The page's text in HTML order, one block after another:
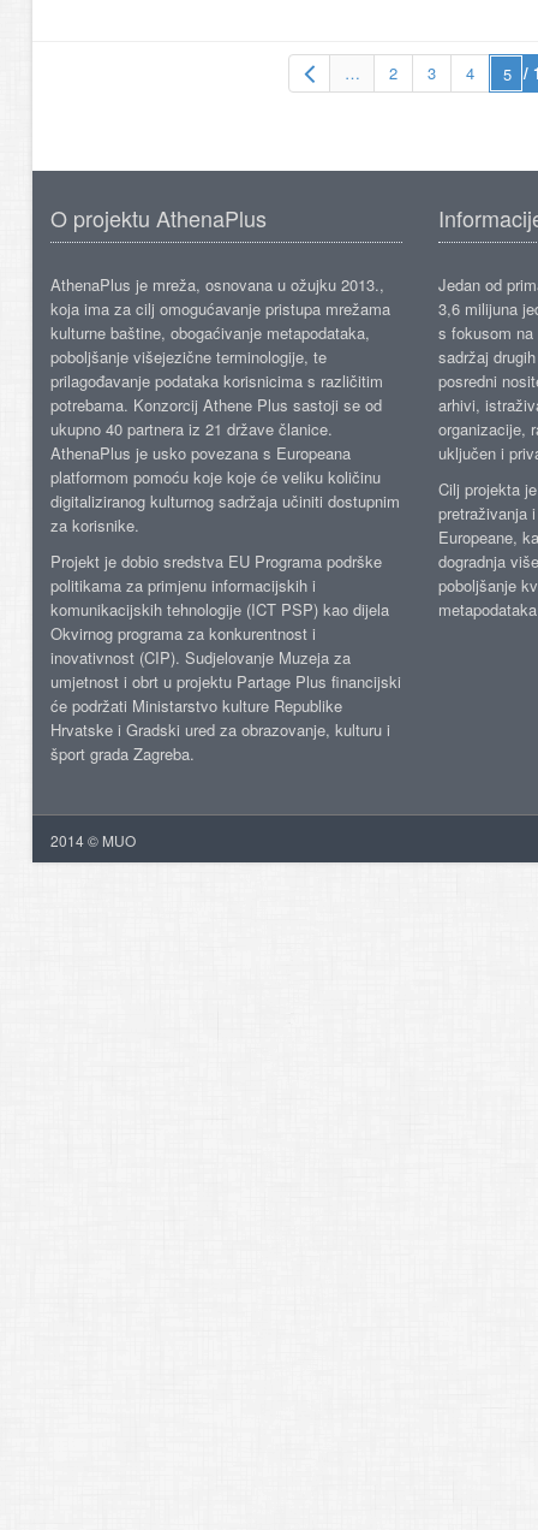
… 2 3 4 /
O projektu AthenaPlus
AthenaPlus je mreža, osnovana u ožujku 2013.,
koja ima za cilj omogućavanje pristupa mrežama
kulturne baštine, obogaćivanje metapodataka,
poboljšanje višejezične terminologije, te
prilagođavanje podataka korisnicima s različitim
potrebama. Konzorcij Athene Plus sastoji se od
ukupno 40 partnera iz 21 države članice.
AthenaPlus je usko povezana s Europeana
platformom pomoću koje koje će veliku količinu
digitaliziranog kulturnog sadržaja učiniti dostupnim
za korisnike.
Projekt je dobio sredstva EU Programa podrške
politikama za primjenu informacijskih i
komunikacijskih tehnologije (ICT PSP) kao dijela
Okvirnog programa za konkurentnost i
inovativnost (CIP). Sudjelovanje Muzeja za
umjetnost i obrt u projektu Partage Plus financijski
će podržati Ministarstvo kulture Republike
Hrvatske i Gradski ured za obrazovanje, kulturu i
šport grada Zagreba.
Jedan od
3,6 milijuna
s fokusom
sadržaj
posredni
arhivi,
organizacije,
uključen i
Cilj projekta
pretraživanja
Europeane,
dogradnja
poboljšanje
2014 © MUO